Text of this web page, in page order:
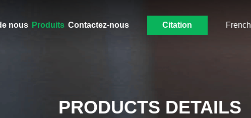
nous Produits Contactez-nous Citation French
PRODUCTS DETAILS